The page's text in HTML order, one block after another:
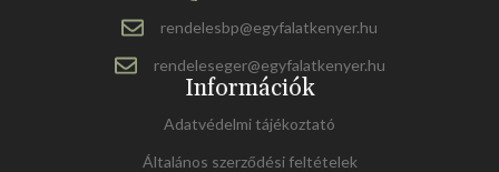
rendelesbp@egyfalatkenyer.hu
rendeleseger@egyfalatkenyer.hu
Információk
Adatvédelmi tájékoztató
Általános szerződési feltételek